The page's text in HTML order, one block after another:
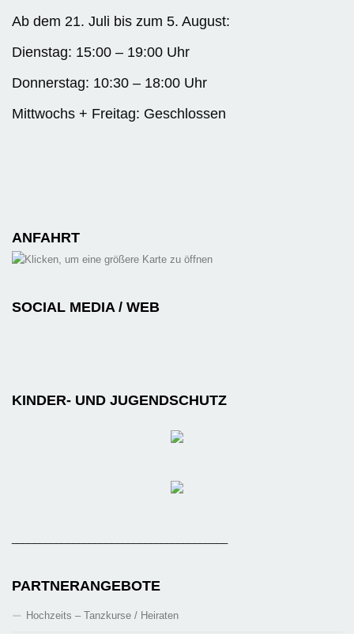
Ab dem 21. Juli bis zum 5. August:
Dienstag: 15:00 – 19:00 Uhr
Donnerstag: 10:30 – 18:00 Uhr
Mittwochs + Freitag: Geschlossen
ANFAHRT
SOCIAL MEDIA / WEB
KINDER- UND JUGENDSCHUTZ
PARTNERANGEBOTE
Hochzeits – Tanzkurse / Heiraten